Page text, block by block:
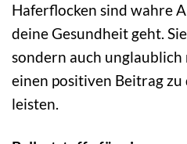
Haferflocken sind wahre
deine Gesundheit geht.
sondern auch
einen positiven Beitrag
leisten.